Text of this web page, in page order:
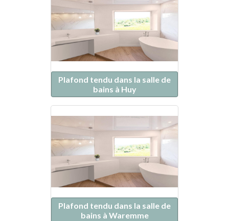
Plafond tendu dans la salle de
bains à Huy
Plafond tendu dans la salle de
bains à Waremme